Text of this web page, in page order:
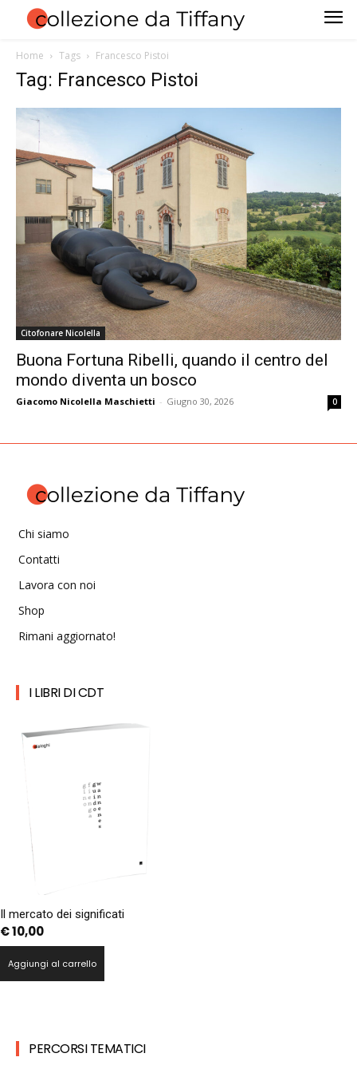
Home Tags Francesco Pistoi
Tag: Francesco Pistoi
Citofonare Nicolella
Buona Fortuna Ribelli, quando il centro del
mondo diventa un bosco
Giacomo Nicolella Maschietti - Giugno 30, 2026 0
Chi siamo
Contatti
Lavora con noi
Shop
Rimani aggiornato!
I LIBRI DI CDT
Il mercato dei significati
€10,00
Aggiungi al carrello
PERCORSI TEMATICI